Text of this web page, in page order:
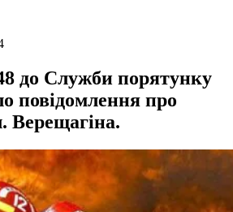
до Служби порятунку
повідомлення про
Верещагіна.